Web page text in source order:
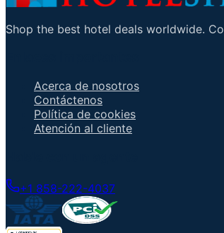
Shop the best hotel deals worldwide.
Acerca de nosotros
Contáctenos
Política de cookies
Atención al cliente
+1 858-222-4037